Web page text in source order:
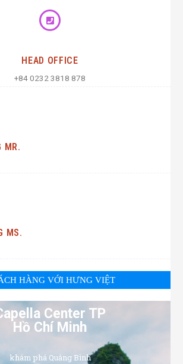
HEAD OFFICE
+84 0232 3818 878
MR.
MS.
HÀNG VỚI HƯNG VIỆT
Center TP
Hồ Chí Minh
khám phá Quảng Bình